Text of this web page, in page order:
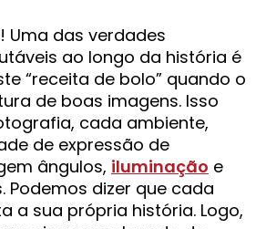
Uma das verdades
ao longo da história é
“receita de bolo” quando o
de boas imagens. Isso
cada ambiente,
de expressão de
ângulos, iluminação e
Podemos dizer que cada
a sua própria história. Logo,